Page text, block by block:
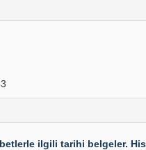
ilgili tarihi belgeler.